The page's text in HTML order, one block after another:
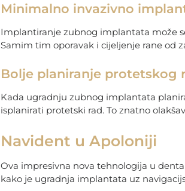
Minimalno invazivno
Implantiranje zubnog implantata može
Samim tim oporavak i cijeljenje rane od
Bolje planiranje protetskog
Kada ugradnju zubnog implantata
isplanirati protetski rad. To znatno
Navident u Apoloniji
Ova impresivna nova tehnologija u
kako je ugradnja implantata uz